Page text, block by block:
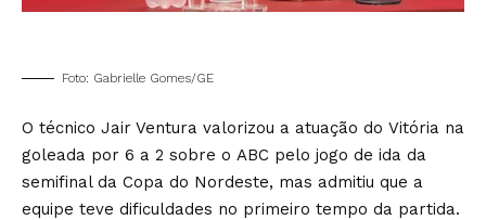
Foto: Gabrielle Gomes/GE
O técnico Jair Ventura valorizou a atuação do Vitória na
goleada por 6 a 2 sobre o ABC pelo jogo de ida da
semifinal da Copa do Nordeste, mas admitiu que a
equipe teve dificuldades no primeiro tempo da partida.